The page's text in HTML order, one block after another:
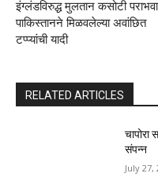
इंग्लंडविरुद्ध मुलतान कसोटी
पाकिस्तानने मिळवलेल्या अवांछित
टप्प्यांची यादी
RELATED ARTICLES
चापोरा
संपन्न
July 27,